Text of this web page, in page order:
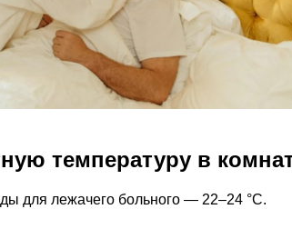
температуру в
для лежачего больного — 22–24 °C.